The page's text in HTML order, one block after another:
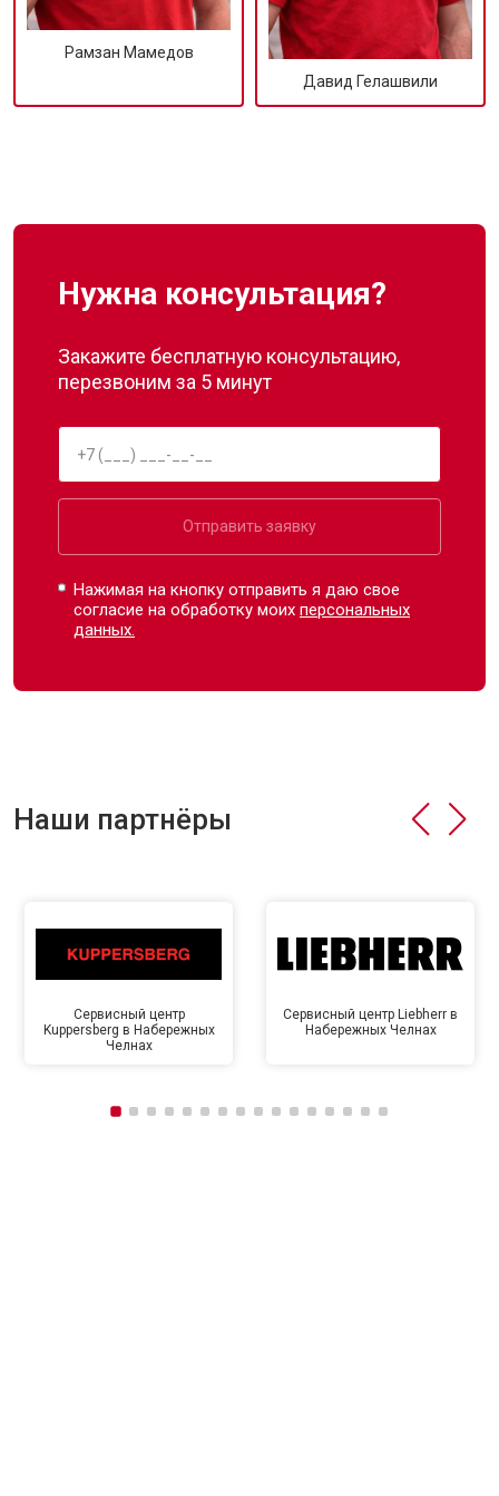
Рамзан Мамедов
Давид Гелашвили
Нужна консультация?
Закажите бесплатную консультацию,
перезвоним за 5 минут
Отправить заявку
Нажимая на кнопку отправить я даю свое
согласие на обработку моихперсональных
данных.
Наши партнёры
Сервисный центр
Kuppersberg в Набережных
Челнах
Сервисный центр Liebherr в
Набережных Челнах